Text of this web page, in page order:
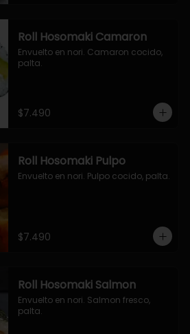
Roll Hosomaki Camaron
Envuelto en nori. Camaron cocido,
palta.
$7.490
Roll Hosomaki Pulpo
Envuelto en nori. Pulpo cocido, palta.
$7.490
Roll Hosomaki Salmon
Envuelto en nori. Salmon fresco,
palta.